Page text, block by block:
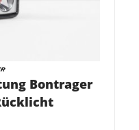
Bontrager